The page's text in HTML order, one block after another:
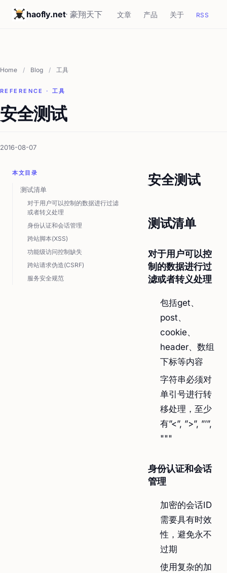
haofly.net· 豪翔天下 文章 产品 关于 RSS
Home / Blog / 工具
REFERENCE · 工具
安全测试
2016-08-07
本文目录
测试清单
对于用户可以控制的数据进行过滤
或者转义处理
身份认证和会话管理
跨站脚本(XSS)
功能级访问控制缺失
跨站请求伪造(CSRF)
服务安全规范
安全测试
测试清单
对于用户可以控
制的数据进行过
滤或者转义处理
包括get、
post、
cookie、
header、数组
下标等内容
字符串必须对
单引号进行转
移处理，至少
有”<”, ”>”, ”’”,
"""
身份认证和会话
管理
加密的会话ID
需要具有时效
性，避免永不
过期
使用复杂的加